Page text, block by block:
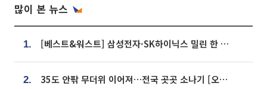
많이 본 뉴스
1. [베스트&워스트] 삼성전자·SK하이닉스 밀린 한 주…상상인증권은 85% 급등
2. 35도 안팎 무더위 이어져…전국 곳곳 소나기 [오늘 날씨]